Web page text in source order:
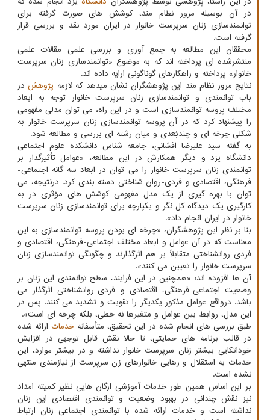
در آن بوسیله مرور نظام مند، کوشش های صورت گرفته برای
توانمندسازی زنان سرپرست خانوار در ایران مورد نقد و بررسی قرار
گرفته است.
محققان این مطالعه به جمع آوری و بررسی علمی مقالات علمی
منتشرشده ای پرداخته اند که به موضوع «توانمندسازی زنان سرپرست
خانوار» پرداخته و راهکارهای گوناگونی ارایه داده اند.
نتایج مرور نظام مند این پژوهشگران نشان میدهد که لازمه پژوهشدر
باب توانمندی و توانمندسازی زنان سرپرست خانوار توجه به ابعاد
مختلف پروسه توانمندسازی است و در این راه، می توان مدلی مفهومی
را پیشنهاد کرد که در آن پروسه توانمندسازی زنان سرپرست خانوار به
شکلی چرخه ای و چندبُعدی و میان رشته ای بررسی و مطالعه شود.
به گفته سید علیرضا افشانی، جامعه شناس دانشکده علوم اجتماعی
دانشگاه یزد و دیگر همکارش در این مطالعه، «عوامل تأثیرگذار بر
توانمندی زنان سرپرست خانوار را می توان در ابعاد سه گانه اجتماعی-
فرهنگی، اقتصادی و فردی-روان شناختی دسته بندی کرد. درنتیجه، می
توان با بهره گیری از یک مدل مفهومی کوشش های مؤثری در به
کارگیری یک دیدگاه کل نگر و یکپارچه برای توانمندسازی زنان سرپرست
خانوار در ایران انجام داد».
بنا بر نظر این پژوهشگران، «چرخه ای بودن پروسه توانمندسازی به این
معناست که در آن عوامل و ابعاد مختلف اجتماعی-فرهنگی، اقتصادی و
فردی-روانشناختی متقابلاً بر هم اثرگذارند و چگونگی توانمندسازی زنان
سرپرست خانوار را تعیین می کنند».
آن ها افزوده اند: «همچنین در این فرایند، سطح توانمندی این زنان بر
وضعیت اجتماعی-فرهنگی، اقتصادی و فردی-روانشناختی اثرگذار می
باشد. درواقع عوامل مذکور یکدیگر را تقویت و تشدید می کنند. پس در
این مدل، روابط بین عوامل و متغیرها نه خطی، بلکه چرخه ای است».
طبق بررسی های انجام شده در این تحقیق، متأسفانه خدمات ارائه شده
در قالب برنامه های حمایتی، تا حالا نقش قابل توجهی در افزایش
خوداتکایی بیشتر زنان سرپرست خانوار نداشته و در بیشتر موارد، این
خدمات به استقلال و رهایی خانوارهای زن سرپرست از نیازمندی منتهی
نشده است.
بر این اساس همین طور خدمات آموزشی ارگان هایی نظیر کمیته امداد
نیز نقش چندانی در بهبود وضعیت و توانمندی اقتصادی این زنان
نداشته است و خدمات ارائه شده با توانمندی اجتماعی زنان ارتباط